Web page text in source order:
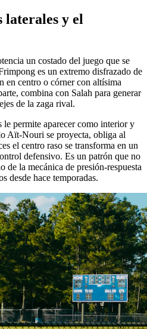
laterales y el
un costado del juego que se
es un extremo disfrazado de
en centro o córner con altísima
combina con Salah para generar
de la zaga rival.
permite aparecer como interior y
Aït‑Nouri se proyecta, obliga al
el centro raso se transforma en un
defensivo. Es un patrón que no
de la mecánica de presión‑respuesta
desde hace temporadas.